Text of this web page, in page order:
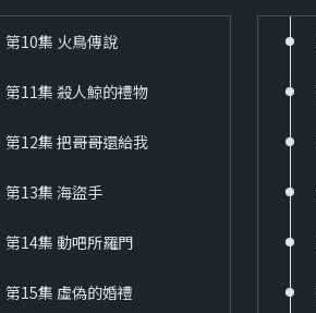
第10集 火鳥傳說
第11集 殺人鯨的禮物
第12集 把哥哥還給我
第13集 海盜手
第14集 動吧所羅門
第15集 虛偽的婚禮